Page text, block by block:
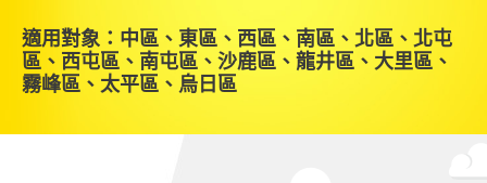
適用對象：中區、東區、西區、南區、北區、北屯
區、西屯區、南屯區、沙鹿區、龍井區、大里區、
霧峰區、太平區、烏日區